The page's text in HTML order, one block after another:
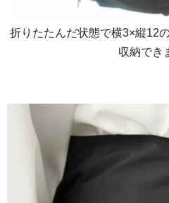
折りたたんだ状態で横3×縦12
収納でき